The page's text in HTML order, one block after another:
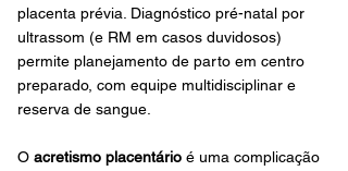
placenta prévia. Diagnóstico pré-natal por
ultrassom (e RM em casos duvidosos)
permite planejamento de parto em centro
preparado, com equipe multidisciplinar e
reserva de sangue.
O acretismo placentário é uma complicação